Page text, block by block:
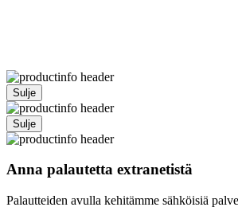
Sulje
Sulje
Anna palautetta extranetistä
Palautteiden avulla kehitämme sähköisiä